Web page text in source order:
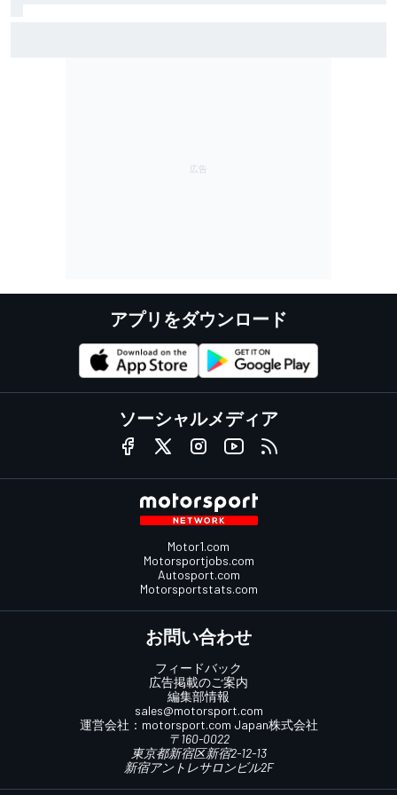
アプリをダウンロード
ソーシャルメディア
Motor1.com
Motorsportjobs.com
Autosport.com
Motorsportstats.com
お問い合わせ
フィードバック
広告掲載のご案内
編集部情報
sales@motorsport.com
運営会社： motorsport.com Japan株式会社
〒160-0022
東京都新宿区新宿2-12-13
新宿アントレサロンビル2F